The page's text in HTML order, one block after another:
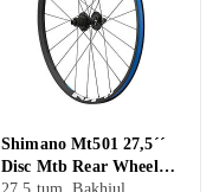
Shimano Mt501 27,5´´
Disc Mtb Rear Wheel